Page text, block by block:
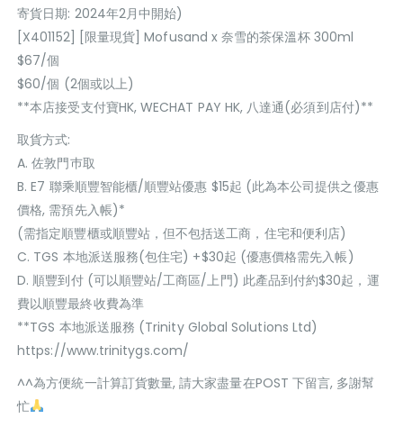
寄貨日期: 2024年2月中開始)
[X401152] [限量現貨] Mofusand x 奈雪的茶保溫杯 300ml
$67/個
$60/個 (2個或以上)
**本店接受支付寶HK, WECHAT PAY HK, 八達通(必須到店付)**
取貨方式:
A. 佐敦門巿取
B. E7 聯乘順豐智能櫃/順豐站優惠 $15起 (此為本公司提供之優惠
價格, 需預先入帳)*
(需指定順豐櫃或順豐站，但不包括送工商，住宅和便利店)
C. TGS 本地派送服務(包住宅) +$30起 (優惠價格需先入帳)
D. 順豐到付 (可以順豐站/工商區/上門) 此產品到付約$30起，運
費以順豐最終收費為準
**TGS 本地派送服務 (Trinity Global Solutions Ltd)
https://www.trinitygs.com/
^^為方便統一計算訂貨數量, 請大家盡量在POST 下留言, 多謝幫
忙